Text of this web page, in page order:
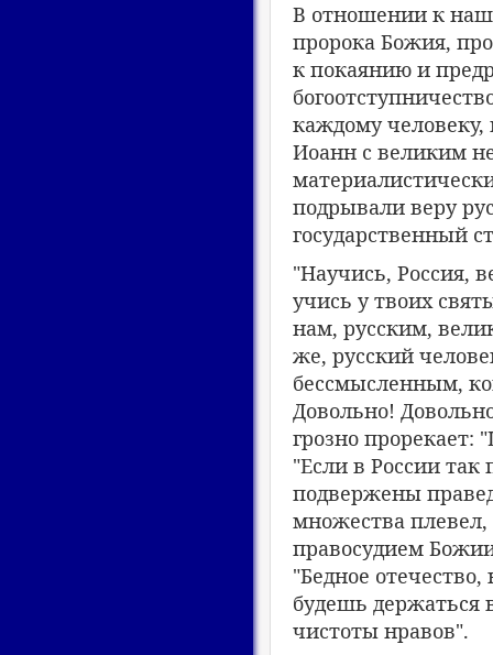
В отношении к
пророка Божия,
к покаянию и
каждому человеку,
Иоанн с великим
подрывали веру
государственный
"Научись, Россия,
учись у твоих
нам, русским,
же, русский
бессмысленным,
Довольно!
грозно прорекает:
"Если в России
подвержены
множества плевел,
правосудием
"Бедное отечество,
будешь держаться
чистоты нравов".